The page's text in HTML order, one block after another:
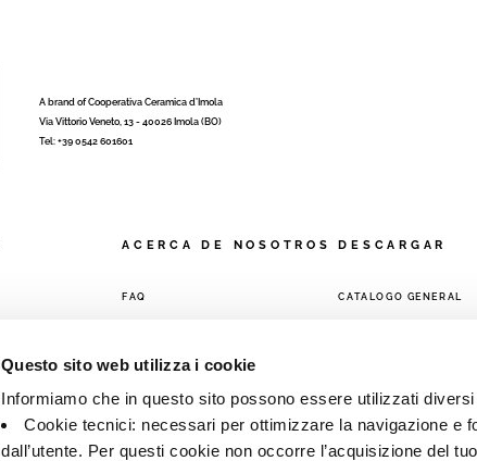
Questo sito web utilizza i cookie
Informiamo che in questo sito possono essere utilizzati
Cookie tecnici: necessari per ottimizzare la navigazione e
dall’utente. Per questi cookie non occorre l’acquisizione del
A brand of Cooperativa Ceramica d’Imola
Via Vittorio Veneto, 13 - 40026 Imola (BO)
Tel: +39 0542 601601
ACERCA DE NOSOTROS
FAQ
DESCARGAR
CATALOGO GENERAL